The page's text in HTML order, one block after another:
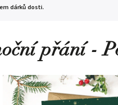
dárků dosti.
přání -